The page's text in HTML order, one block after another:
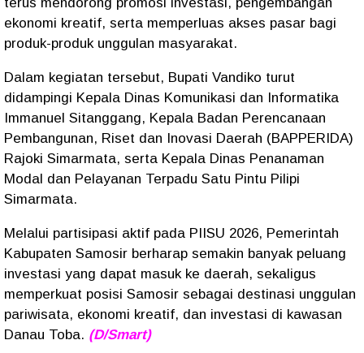
ekonomi kreatif, serta memperluas akses pasar bagi
produk-produk unggulan masyarakat.
Dalam kegiatan tersebut, Bupati Vandiko turut
didampingi Kepala Dinas Komunikasi dan Informatika
Immanuel Sitanggang, Kepala Badan Perencanaan
Pembangunan, Riset dan Inovasi Daerah (BAPPERIDA)
Rajoki Simarmata, serta Kepala Dinas Penanaman
Modal dan Pelayanan Terpadu Satu Pintu Pilipi
Simarmata.
Melalui partisipasi aktif pada PIISU 2026, Pemerintah
Kabupaten Samosir berharap semakin banyak peluang
investasi yang dapat masuk ke daerah, sekaligus
memperkuat posisi Samosir sebagai destinasi unggulan
pariwisata, ekonomi kreatif, dan investasi di kawasan
Danau Toba. (D/Smart)